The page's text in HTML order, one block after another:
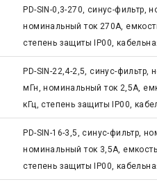
PD-SIN-0,3-270, синус-фильтр,
номинальный ток 270А,
степень защиты IP00,
PD-SIN-22,4-2,5, синус-
мГн, номинальный ток 2,5А,
кГц, степень защиты IP00,
PD-SIN-16-3,5, синус-фильтр,
номинальный ток 3,5А,
степень защиты IP00,